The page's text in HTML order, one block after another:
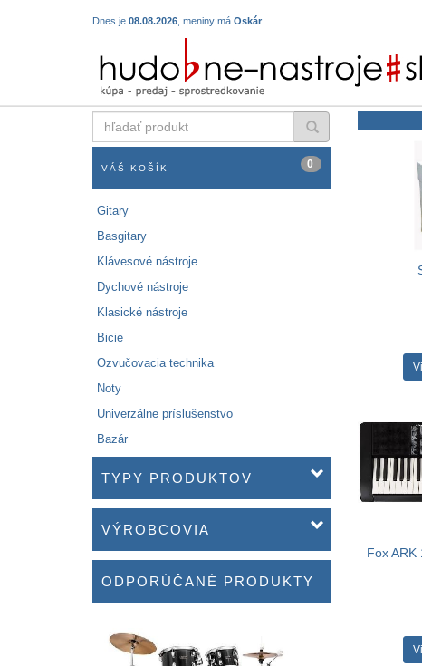
Dnes je 08.08.2026 , meniny má Oskár
produkt
VÁŠ KOŠÍK 0
Gitary
Basgitary
Klávesové nástroje
Dychové nástroje
Klasické nástroje
Bicie
Ozvučovacia technika
Noty
Univerzálne príslušenstvo
Bazár
TYPY PRODUKTOV
VÝROBCOVIA
ODPORÚČANÉ PRODUKTY
Fox ARK